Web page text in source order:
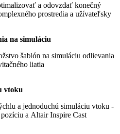
a odovzdať konečný
prostredia a užívateľsky
na simuláciu
šablón na simuláciu odlievania
liatia
vtoku
a jednoduchú simuláciu vtoku -
a Altair Inspire Cast